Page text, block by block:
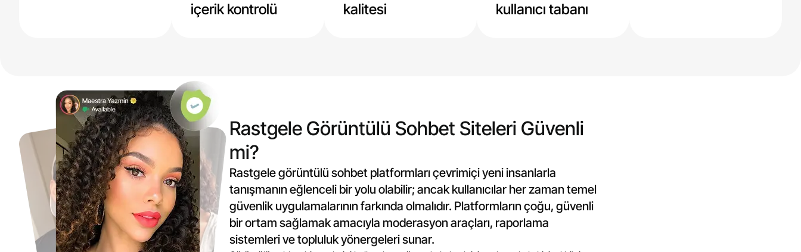
içerik kontrolü
kalitesi
kullanıcı tabanı
Rastgele Görüntülü Sohbet Siteleri Güvenli
mi?
Rastgele görüntülü sohbet platformları çevrimiçi yeni insanlarla
tanışmanın eğlenceli bir yolu olabilir; ancak kullanıcılar her zaman temel
güvenlik uygulamalarının farkında olmalıdır. Platformların çoğu, güvenli
bir ortam sağlamak amacıyla moderasyon araçları, raporlama
sistemleri ve topluluk yönergeleri sunar.